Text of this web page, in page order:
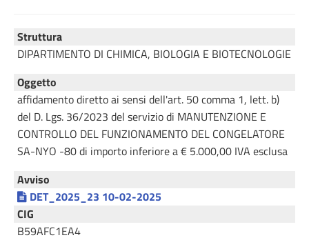
Struttura
DIPARTIMENTO DI CHIMICA, BIOLOGIA E BIOTECNOLOGIE
Oggetto
affidamento diretto ai sensi dell'art. 50 comma 1, lett. b)
del D. Lgs. 36/2023 del servizio di MANUTENZIONE E
CONTROLLO DEL FUNZIONAMENTO DEL CONGELATORE
SA-NYO -80 di importo inferiore a € 5.000,00 IVA esclusa
Avviso
DET_2025_23 10-02-2025
CIG
B59AFC1EA4